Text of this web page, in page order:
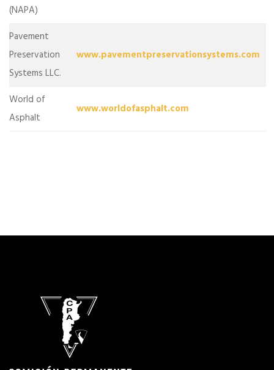
(NAPA)
Pavement
Preservation
Systems LLC.
www.pavementpreservationsystems.com
World of
Asphalt
www.worldofasphalt.com